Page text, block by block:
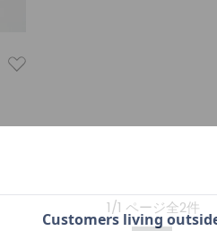
1/1 ページ全2件